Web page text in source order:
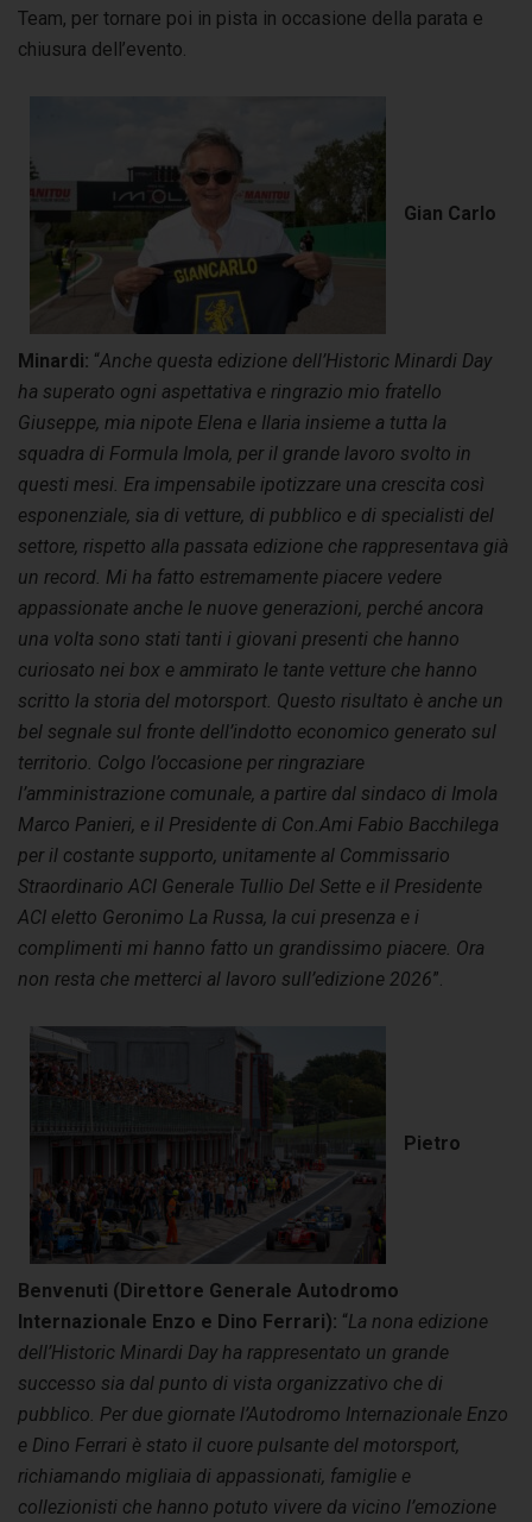
Team, per tornare poi in pista in occasione della parata e
chiusura dell’evento.
Gian Carlo
Minardi: “Anche questa edizione dell’Historic Minardi Day
ha superato ogni aspettativa e ringrazio mio fratello
Giuseppe, mia nipote Elena e Ilaria insieme a tutta la
squadra di Formula Imola, per il grande lavoro svolto in
questi mesi. Era impensabile ipotizzare una crescita così
esponenziale, sia di vetture, di pubblico e di specialisti del
settore, rispetto alla passata edizione che rappresentava già
un record. Mi ha fatto estremamente piacere vedere
appassionate anche le nuove generazioni, perché ancora
una volta sono stati tanti i giovani presenti che hanno
curiosato nei box e ammirato le tante vetture che hanno
scritto la storia del motorsport. Questo risultato è anche un
bel segnale sul fronte dell’indotto economico generato sul
territorio. Colgo l’occasione per ringraziare
l’amministrazione comunale, a partire dal sindaco di Imola
Marco Panieri, e il Presidente di Con.Ami Fabio Bacchilega
per il costante supporto, unitamente al Commissario
Straordinario ACI Generale Tullio Del Sette e il Presidente
ACI eletto Geronimo La Russa, la cui presenza e i
complimenti mi hanno fatto un grandissimo piacere. Ora
non resta che metterci al lavoro sull’edizione 2026”.
Pietro
Benvenuti (Direttore Generale Autodromo
Internazionale Enzo e Dino Ferrari): “La nona edizione
dell’Historic Minardi Day ha rappresentato un grande
successo sia dal punto di vista organizzativo che di
pubblico. Per due giornate l’Autodromo Internazionale Enzo
e Dino Ferrari è stato il cuore pulsante del motorsport,
richiamando migliaia di appassionati, famiglie e
collezionisti che hanno potuto vivere da vicino l’emozione